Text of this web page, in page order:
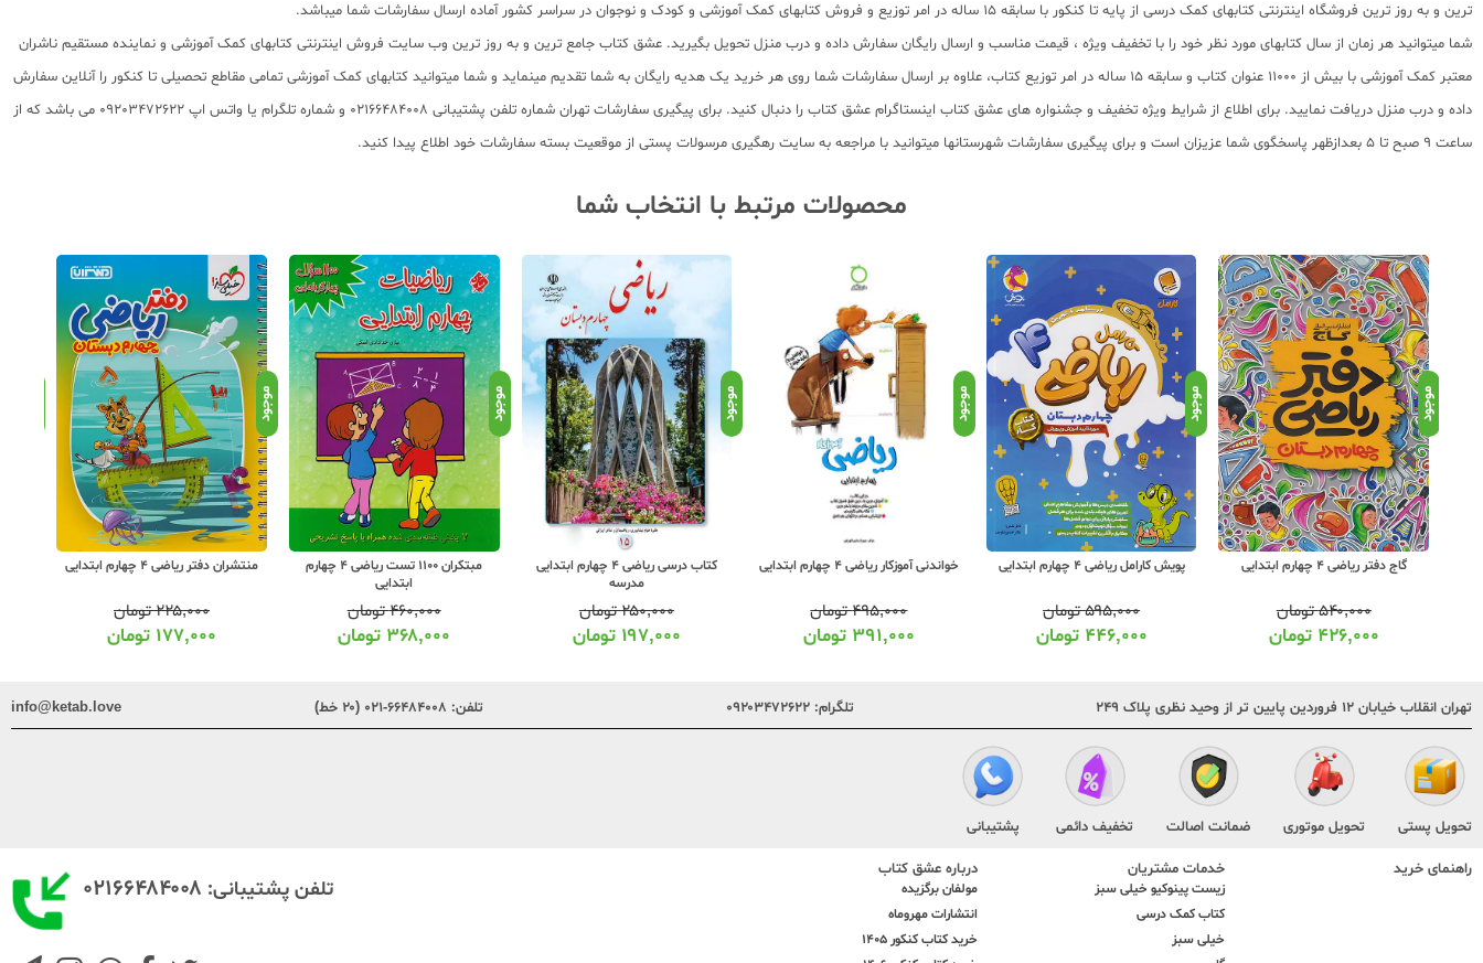
ترین و به روز ترین فروشگاه اینترنتی کتابهای کمک درسی از پایه تا کنکور با سابقه 15 ساله در امر توزیع و فروش کتابهای کمک آموزشی و کودک و نوجوان در سراسر کشور آماده ارسال سفارشات شما میباشد.
شما میتوانید هر زمان از سال کتابهای مورد نظر خود را با تخفیف ویژه ، قیمت مناسب و ارسال رایگان سفارش داده و درب منزل تحویل بگیرید. عشق کتاب جامع ترین و به روز ترین وب سایت فروش اینترنتی کتابهای کمک آموزشی و نماینده مستقیم ناشران
معتبر کمک آموزشی با بیش از 11000 عنوان کتاب و سابقه 15 ساله در امر توزیع کتاب، علاوه بر ارسال سفارشات شما روی هر خرید یک هدیه رایگان به شما تقدیم مینماید و شما میتوانید کتابهای کمک آموزشی تمامی مقاطع تحصیلی تا کنکور را آنلاین سفارش
داده و درب منزل دریافت نمایید. برای اطلاع از شرایط ویژه تخفیف و جشنواره های عشق کتاب اینستاگرام عشق کتاب را دنبال کنید. برای پیگیری سفارشات تهران شماره تلفن پشتیبانی 02166484008 و شماره تلگرام یا واتس اپ 09203472622 می باشد که از
ساعت 9 صبح تا 5 بعدازظهر پاسخگوی شما عزیزان است و برای پیگیری سفارشات شهرستانها میتوانید با مراجعه به سایت رهگیری مرسولات پستی از موقعیت بسته سفارشات خود اطلاع پیدا کنید.
محصولات مرتبط با انتخاب شما
موجود
گاج دفتر ریاضی 4 چهارم ابتدایی
۵۴۰,۰۰۰تومان
۴۲۶,۰۰۰ تومان
موجود
پویش کارامل ریاضی 4 چهارم ابتدایی
۵۹۵,۰۰۰تومان
۴۴۶,۰۰۰ تومان
موجود
خواندنی آموزکار ریاضی 4 چهارم ابتدایی
۴۹۵,۰۰۰تومان
۳۹۱,۰۰۰ تومان
موجود
کتاب درسی ریاضی 4 چهارم ابتدایی
مدرسه
۲۵۰,۰۰۰تومان
۱۹۷,۰۰۰ تومان
موجود
مبتکران 1100 تست ریاضی 4 چهارم
ابتدایی
۴۶۰,۰۰۰تومان
۳۶۸,۰۰۰ تومان
موجود
منتشران دفتر ریاضی 4 چهارم ابتدایی
۲۲۵,۰۰۰تومان
۱۷۷,۰۰۰ تومان
تهران انقلاب خیابان ۱۲ فروردین پایین تر از وحید نظری پلاک ۲۴۹ تلگرام: ۰۹۲۰۳۴۷۲۶۲۲ تلفن: ۶۶۴۸۴۰۰۸-۰۲۱ (۲۰ خط) info@ketab.love
تحویل پستی تحویل موتوری ضمانت اصالت تخفیف دائمی پشتیبانی
راهنمای خرید خدمات مشتریان
زیست پینوکیو خیلی سبز
کتاب کمک درسی
خیلی سبز
درباره عشق کتاب
مولفان برگزیده
انتشارات مهروماه
خرید کتاب کنکور 1405
تلفن پشتیبانی: ۰۲۱۶۶۴۸۴۰۰۸